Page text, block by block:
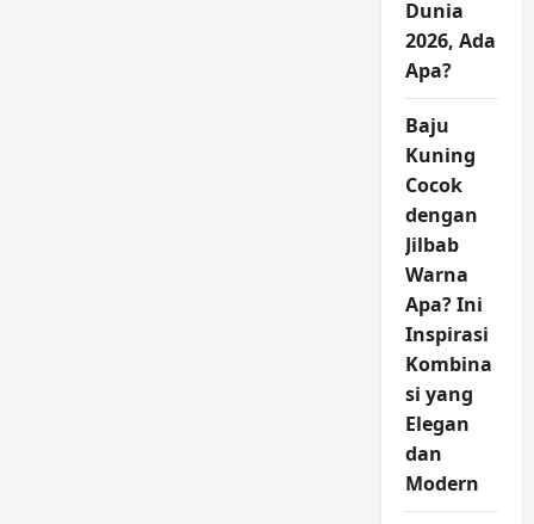
Dunia
2026, Ada
Apa?
Baju
Kuning
Cocok
dengan
Jilbab
Warna
Apa? Ini
Inspirasi
Kombina
si yang
Elegan
dan
Modern